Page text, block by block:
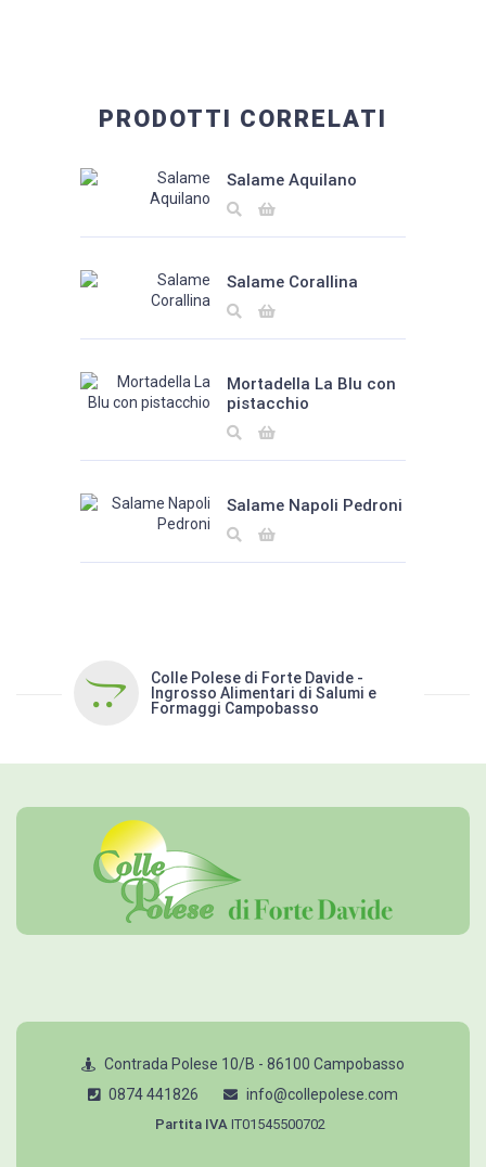
PRODOTTI CORRELATI
Salame Aquilano
Salame Corallina
Mortadella La Blu con
pistacchio
Salame Napoli Pedroni
Colle Polese di Forte Davide -
Ingrosso Alimentari di Salumi e
Formaggi Campobasso
Contrada Polese 10/B - 86100 Campobasso
0874 441826
info@collepolese.com
Partita IVA IT01545500702